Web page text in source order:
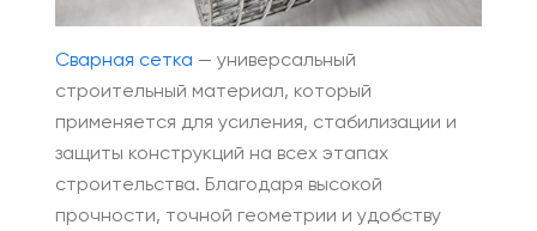
Сварная сетка — универсальный
строительный материал, который
применяется для усиления, стабилизации и
защиты конструкций на всех этапах
строительства. Благодаря высокой
прочности, точной геометрии и удобству